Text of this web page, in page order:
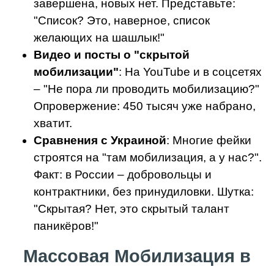
завершена, новых нет. Представьте:
"Список? Это, наверное, список
желающих на шашлык!"
Видео и посты о "скрытой
мобилизации": На YouTube и в соцсетях
– "Не пора ли проводить мобилизацию?"
Опровержение: 450 тысяч уже набрано,
хватит.
Сравнения с Украиной: Многие фейки
строятся на "там мобилизация, а у нас?".
Факт: в России – добровольцы и
контрактники, без принудиловки. Шутка:
"Скрытая? Нет, это скрытый талант
паникёров!"
Массовая Мобилизация в